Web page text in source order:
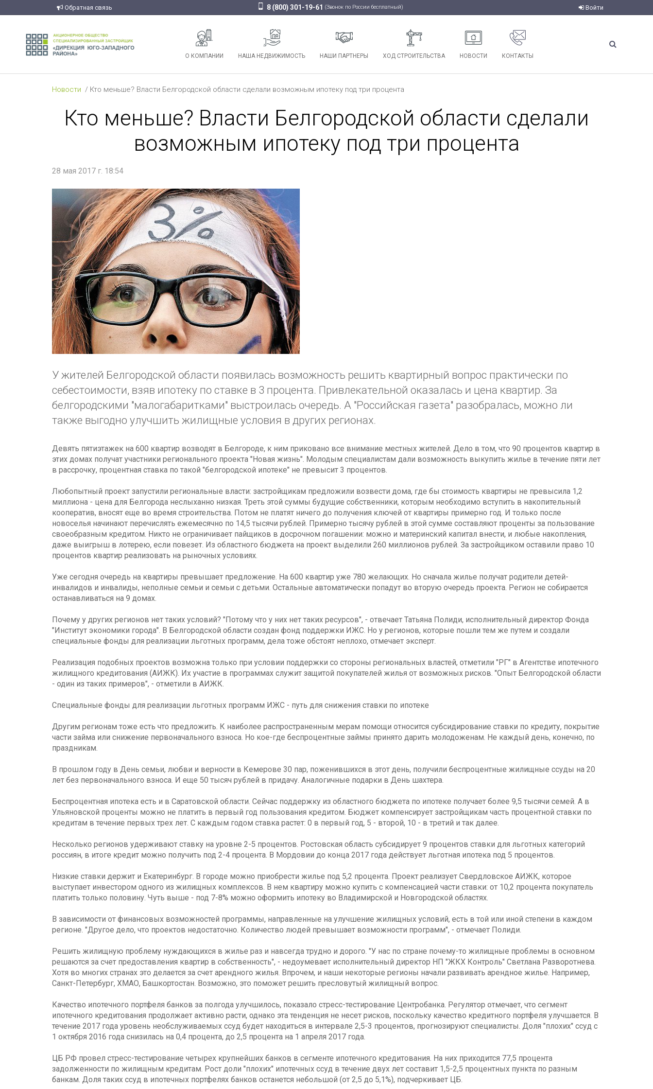
Обратная связь 8 (800) 301-19-61 (Звонок по России бесплатный) Войти
О КОМПАНИИ НАША НЕДВИЖИМОСТЬ НАШИ ПАРТНЕРЫ ХОД СТРОИТЕЛЬСТВА НОВОСТИ КОНТАКТЫ
Новости Кто меньше? Власти Белгородской области сделали возможным ипотеку под три процента
Кто меньше? Власти Белгородской области сделали
возможным ипотеку под три процента
28 мая 2017 г. 18:54
У жителей Белгородской области появилась возможность решить квартирный вопрос практически по
себестоимости, взяв ипотеку по ставке в 3 процента. Привлекательной оказалась и цена квартир. За
белгородскими "малогабаритками" выстроилась очередь. А "Российская газета" разобралась, можно ли
также выгодно улучшить жилищные условия в других регионах.
Девять пятиэтажек на 600 квартир возводят в Белгороде, к ним приковано все внимание местных жителей. Дело в том, что 90 процентов квартир в
этих домах получат участники регионального проекта "Новая жизнь". Молодым специалистам дали возможность выкупить жилье в течение пяти лет
в рассрочку, процентная ставка по такой "белгородской ипотеке" не превысит 3 процентов.
Любопытный проект запустили региональные власти: застройщикам предложили возвести дома, где бы стоимость квартиры не превысила 1,2
миллиона - цена для Белгорода неслыханно низкая. Треть этой суммы будущие собственники, которым необходимо вступить в накопительный
кооператив, вносят еще во время строительства. Потом не платят ничего до получения ключей от квартиры примерно год. И только после
новоселья начинают перечислять ежемесячно по 14,5 тысячи рублей. Примерно тысячу рублей в этой сумме составляют проценты за пользование
своеобразным кредитом. Никто не ограничивает пайщиков в досрочном погашении: можно и материнский капитал внести, и любые накопления,
даже выигрыш в лотерею, если повезет. Из областного бюджета на проект выделили 260 миллионов рублей. За застройщиком оставили право 10
процентов квартир реализовать на рыночных условиях.
Уже сегодня очередь на квартиры превышает предложение. На 600 квартир уже 780 желающих. Но сначала жилье получат родители детей-
инвалидов и инвалиды, неполные семьи и семьи с детьми. Остальные автоматически попадут во вторую очередь проекта. Регион не собирается
останавливаться на 9 домах.
Почему у других регионов нет таких условий? "Потому что у них нет таких ресурсов", - отвечает Татьяна Полиди, исполнительный директор Фонда
"Институт экономики города". В Белгородской области создан фонд поддержки ИЖС. Но у регионов, которые пошли тем же путем и создали
специальные фонды для реализации льготных программ, дела тоже обстоят неплохо, отмечает эксперт.
Реализация подобных проектов возможна только при условии поддержки со стороны региональных властей, отметили "РГ" в Агентстве ипотечного
жилищного кредитования (АИЖК). Их участие в программах служит защитой покупателей жилья от возможных рисков. "Опыт Белгородской области
- один из таких примеров", - отметили в АИЖК.
Специальные фонды для реализации льготных программ ИЖС - путь для снижения ставки по ипотеке
Другим регионам тоже есть что предложить. К наиболее распространенным мерам помощи относится субсидирование ставки по кредиту, покрытие
части займа или снижение первоначального взноса. Но кое-где беспроцентные займы принято дарить молодоженам. Не каждый день, конечно, по
праздникам.
В прошлом году в День семьи, любви и верности в Кемерове 30 пар, поженившихся в этот день, получили беспроцентные жилищные ссуды на 20
лет без первоначального взноса. И еще 50 тысяч рублей в придачу. Аналогичные подарки в День шахтера.
Беспроцентная ипотека есть и в Саратовской области. Сейчас поддержку из областного бюджета по ипотеке получает более 9,5 тысячи семей. А в
Ульяновской проценты можно не платить в первый год пользования кредитом. Бюджет компенсирует застройщикам часть процентной ставки по
кредитам в течение первых трех лет. С каждым годом ставка растет: 0 в первый год, 5 - второй, 10 - в третий и так далее.
Несколько регионов удерживают ставку на уровне 2-5 процентов. Ростовская область субсидирует 9 процентов ставки для льготных категорий
россиян, в итоге кредит можно получить под 2-4 процента. В Мордовии до конца 2017 года действует льготная ипотека под 5 процентов.
Низкие ставки держит и Екатеринбург. В городе можно приобрести жилье под 5,2 процента. Проект реализует Свердловское АИЖК, которое
выступает инвестором одного из жилищных комплексов. В нем квартиру можно купить с компенсацией части ставки: от 10,2 процента покупатель
платить только половину. Чуть выше - под 7-8% можно оформить ипотеку во Владимирской и Новгородской областях.
В зависимости от финансовых возможностей программы, направленные на улучшение жилищных условий, есть в той или иной степени в каждом
регионе. "Другое дело, что проектов недостаточно. Количество людей превышает возможности программ", - отмечает Полиди.
Решить жилищную проблему нуждающихся в жилье раз и навсегда трудно и дорого. "У нас по стране почему-то жилищные проблемы в основном
решаются за счет предоставления квартир в собственность", - недоумевает исполнительный директор НП "ЖКХ Контроль" Светлана Разворотнева.
Хотя во многих странах это делается за счет арендного жилья. Впрочем, и наши некоторые регионы начали развивать арендное жилье. Например,
Санкт-Петербург, ХМАО, Башкортостан. Возможно, это поможет решить пресловутый жилищный вопрос.
Качество ипотечного портфеля банков за полгода улучшилось, показало стресс-тестирование Центробанка. Регулятор отмечает, что сегмент
ипотечного кредитования продолжает активно расти, однако эта тенденция не несет рисков, поскольку качество кредитного портфеля улучшается. В
течение 2017 года уровень необслуживаемых ссуд будет находиться в интервале 2,5-3 процентов, прогнозируют специалисты. Доля "плохих" ссуд с
1 октября 2016 года снизилась на 0,4 процента, до 2,5 процента на 1 апреля 2017 года.
ЦБ РФ провел стресс-тестирование четырех крупнейших банков в сегменте ипотечного кредитования. На них приходится 77,5 процента
задолженности по жилищным кредитам. Рост доли "плохих" ипотечных ссуд в течение двух лет составит 1,5-2,5 процентных пункта по разным
банкам. Доля таких ссуд в ипотечных портфелях банков останется небольшой (от 2,5 до 5,1%), подчеркивает ЦБ.